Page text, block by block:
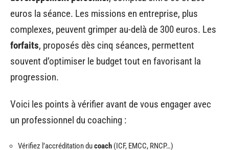
euros la séance. Les missions en entreprise, plus
complexes, peuvent grimper au-delà de 300 euros. Les
forfaits, proposés dès cinq séances, permettent
souvent d’optimiser le budget tout en favorisant la
progression.
Voici les points à vérifier avant de vous engager avec
un professionnel du coaching :
Vérifiez l’accréditation ducoach (ICF, EMCC, RNCP…)